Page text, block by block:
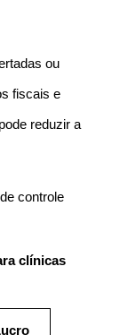
ou
fiscais e
reduzir a
controle
clínicas